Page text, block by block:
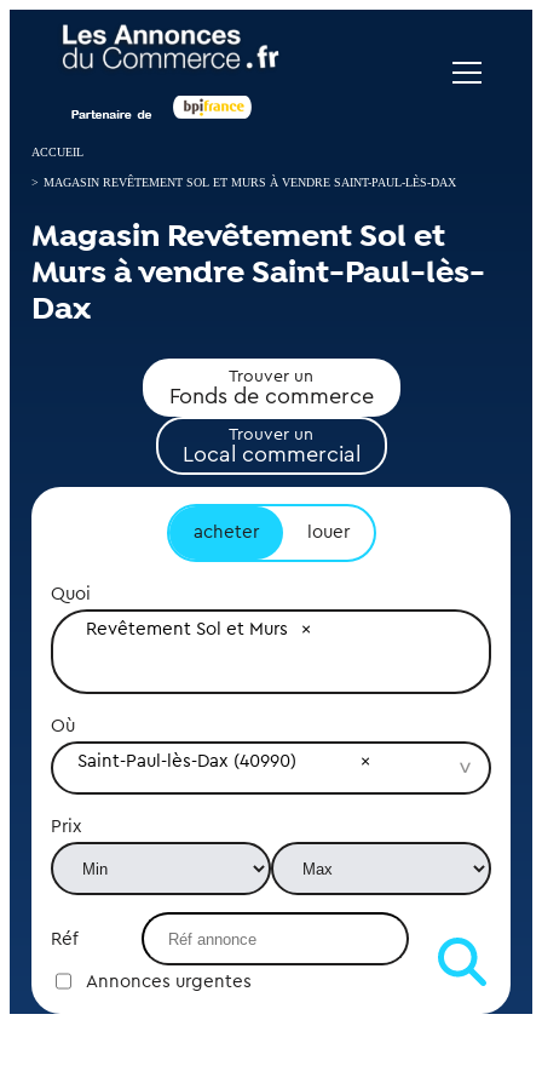
ACCUEIL
> MAGASIN REVÊTEMENT SOL ET MURS À VENDRE SAINT-PAUL-LÈS-DAX
Magasin Revêtement Sol et
Murs à vendre Saint-Paul-lès-
Dax
Trouver un
Fonds de commerce
Trouver un
Local commercial
acheter louer
Quoi
Revêtement Sol et Murs
Où
Saint-Paul-lès-Dax (40990)
Prix
Réf
Annonces urgentes
Panneau de gestion des cookies